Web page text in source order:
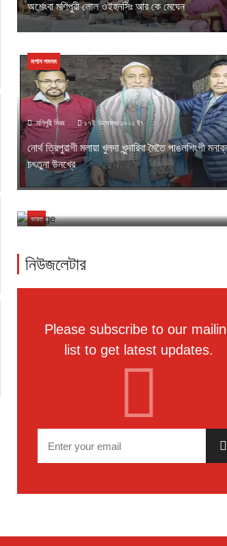
অশেংবা মণিপুরী লোল ওইহনসিঃ আর কে মেঘেন
মণিপুরী মিরর ১৭ই ডিসেম্বর ২০২২ ইং
নোর্থ ত্রিপুরাগী মলায়া খুলদা খুন্দারিবা মৈতৈ পাঙলশিংগী
চৎতুনা উনখ্রে
মপান লমদম
মণিপুরী মিরর ১৭ই জানুয়ারী ২০২৩ ইং
মপান্দা লৈরিবা মণিপুরীশিংনা চৎনবী ঙাক্নবা হোৎনরিবা থৌদাং
ভারত
নিউজলেটার
Please subscribe to our
list to get latest updates.